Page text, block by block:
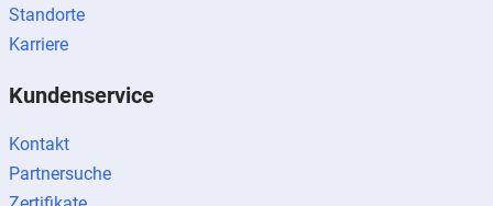
Standorte
Karriere
Kundenservice
Kontakt
Partnersuche